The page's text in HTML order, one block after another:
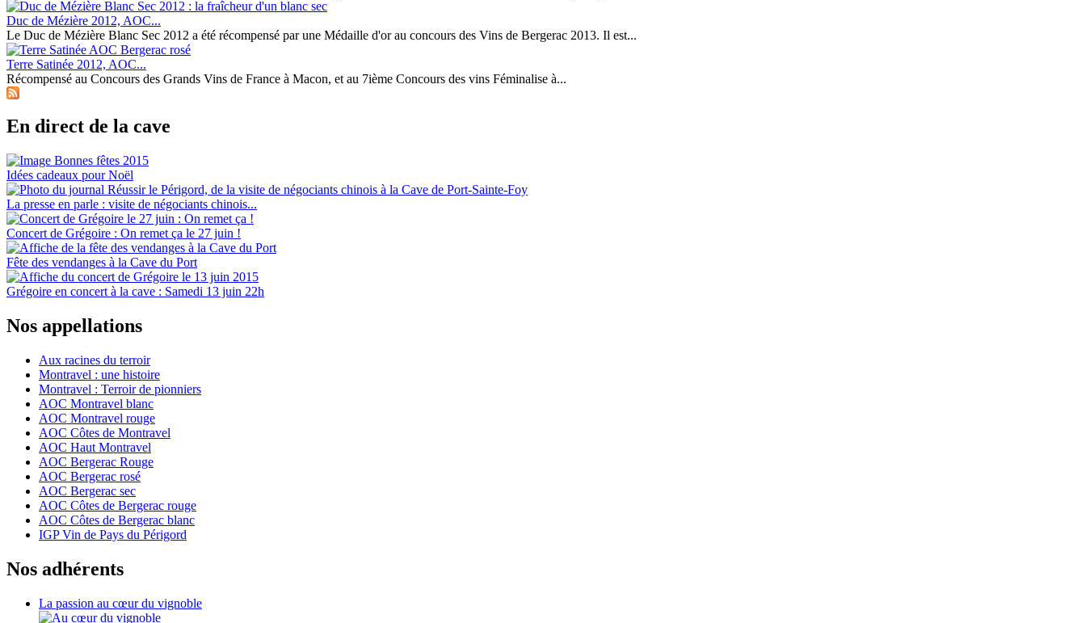
Duc de Mézière 2012, AOC...
Le Duc de Mézière Blanc Sec 2012 a été récompensé par une Médaille d'or au concours des Vins de Bergerac 2013. Il est...
Terre Satinée 2012, AOC...
Récompensé au Concours des Grands Vins de France à Macon, et au 7ième Concours des vins Féminalise à...
En direct de la cave
Idées cadeaux pour Noël
La presse en parle : visite de négociants chinois...
Concert de Grégoire : On remet ça le 27 juin !
Fête des vendanges à la Cave du Port
Grégoire en concert à la cave : Samedi 13 juin 22h
Nos appellations
Aux racines du terroir
Montravel : une histoire
Montravel : Terroir de pionniers
AOC Montravel blanc
AOC Montravel rouge
AOC Côtes de Montravel
AOC Haut Montravel
AOC Bergerac Rouge
AOC Bergerac rosé
AOC Bergerac sec
AOC Côtes de Bergerac rouge
AOC Côtes de Bergerac blanc
IGP Vin de Pays du Périgord
Nos adhérents
La passion au cœur du vignoble